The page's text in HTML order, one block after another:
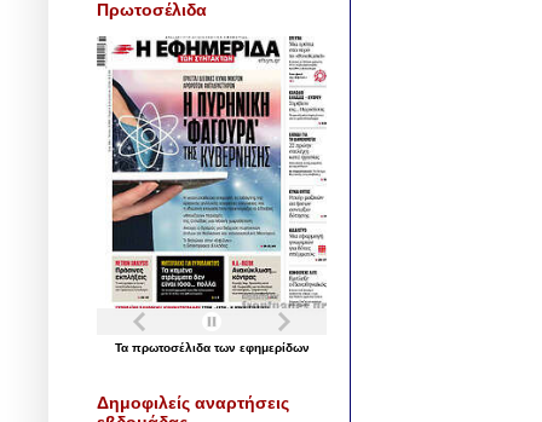
Πρωτοσέλιδα
Τα πρωτοσέλιδα των εφημερίδων
Δημοφιλείς αναρτήσεις